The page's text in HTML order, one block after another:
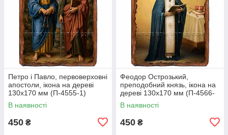
Петро і Павло, первоверховні
апостоли, ікона на дереві
130х170 мм (П-4555-1)
В наявності
450 ₴
Феодор Острозький,
преподобний князь, ікона на
дереві 130х170 мм (П-4566-
1)
В наявності
450 ₴